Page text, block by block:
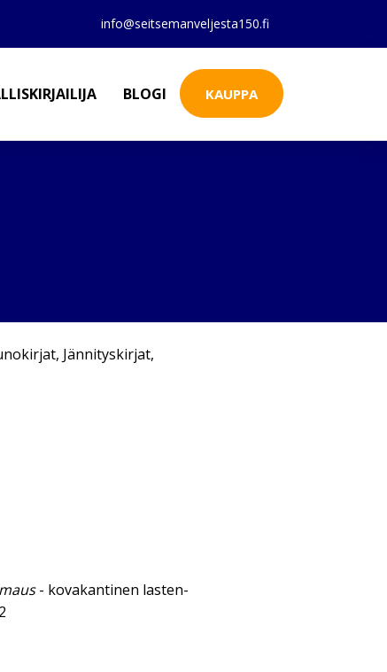
info@seitsemanveljesta150.fi
BLOGI KAUPPA
, Jännityskirjat,
- kovakantinen lasten-